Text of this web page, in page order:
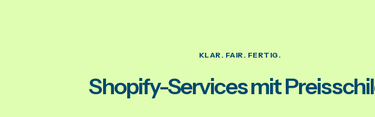
KLAR. FAIR. FERTIG.
Shopify-Services mit